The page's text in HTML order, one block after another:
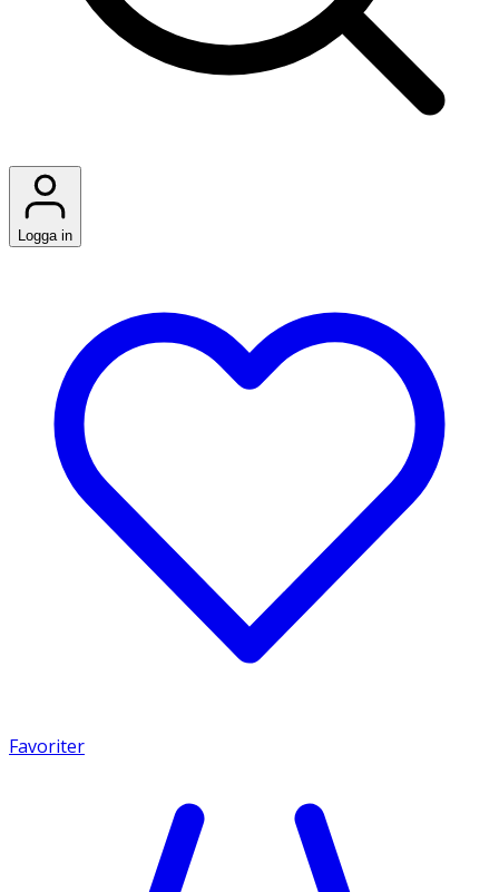
Logga in
Favoriter